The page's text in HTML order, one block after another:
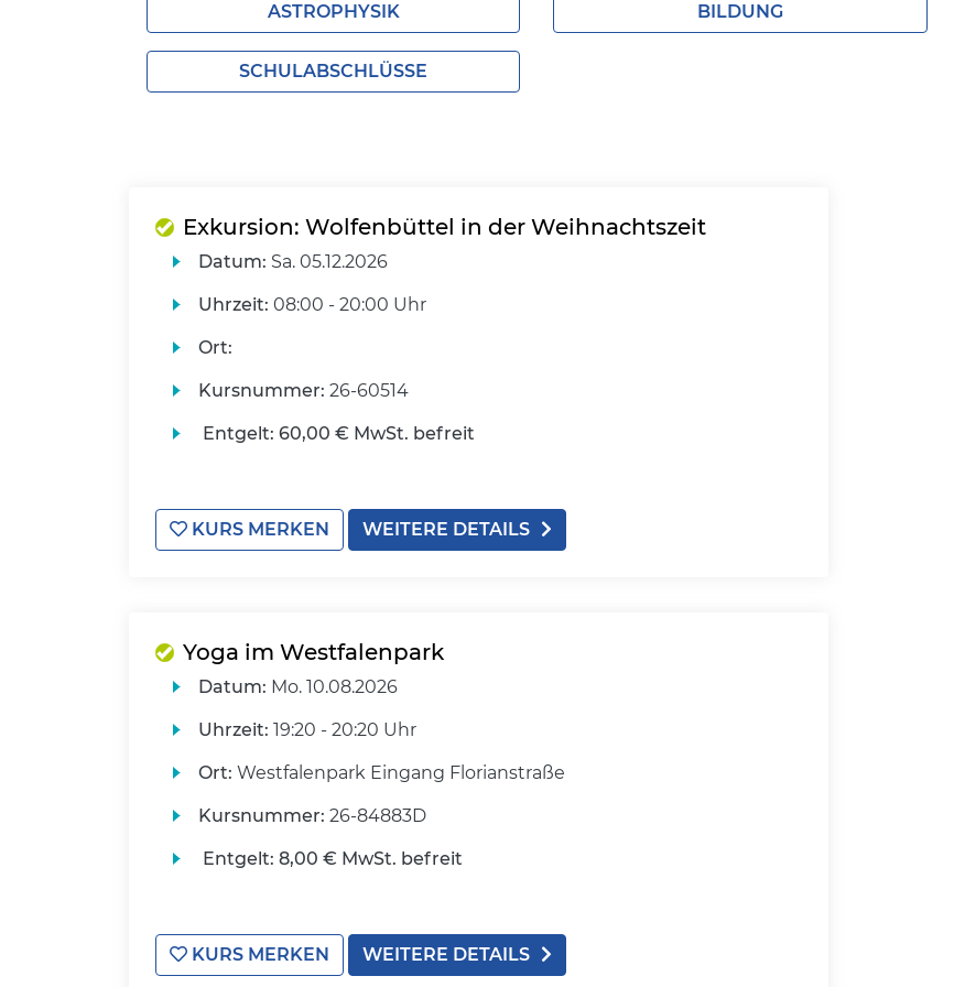
ASTROPHYSIK
BILDUNG
SCHULABSCHLÜSSE
Exkursion: Wolfenbüttel in der Weihnachtszeit
Datum: Sa. 05.12.2026
Uhrzeit: 08:00 - 20:00 Uhr
Ort:
Kursnummer: 26-60514
Entgelt: 60,00 € MwSt. befreit
KURS MERKEN WEITERE DETAILS
Yoga im Westfalenpark
Datum: Mo. 10.08.2026
Uhrzeit: 19:20 - 20:20 Uhr
Ort: Westfalenpark Eingang Florianstraße
Kursnummer: 26-84883D
Entgelt: 8,00 € MwSt. befreit
KURS MERKEN WEITERE DETAILS